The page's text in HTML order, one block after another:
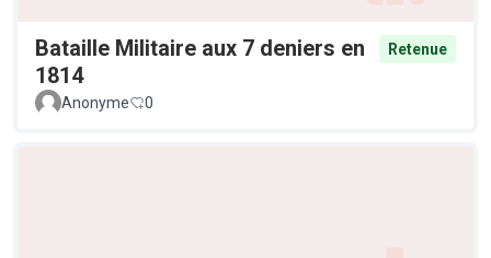
Bataille Militaire aux 7 deniers en
1814
Retenue
Anonyme 0